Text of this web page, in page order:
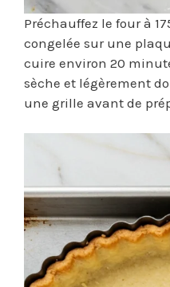
Préchauffez le four à
congelée sur une
cuire environ 20
sèche et légèrement
une grille avant de